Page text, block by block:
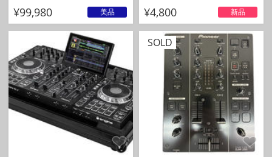
¥99,980 美品 ¥4,800 新品
SOLD